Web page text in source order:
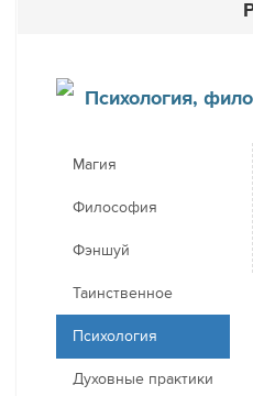
Психология,
Магия
Философия
Фэншуй
Таинственное
Психология
Духовные практики